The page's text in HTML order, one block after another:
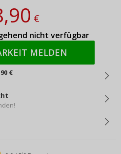
€
nicht verfügbar
MELDEN
€